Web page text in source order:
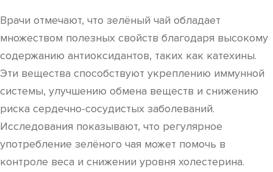
Врачи отмечают, что зелёный чай обладает
множеством полезных свойств благодаря высокому
содержанию антиоксидантов, таких как катехины.
Эти вещества способствуют укреплению иммунной
системы, улучшению обмена веществ и снижению
риска сердечно-сосудистых заболеваний.
Исследования показывают, что регулярное
употребление зелёного чая может помочь в
контроле веса и снижении уровня холестерина.